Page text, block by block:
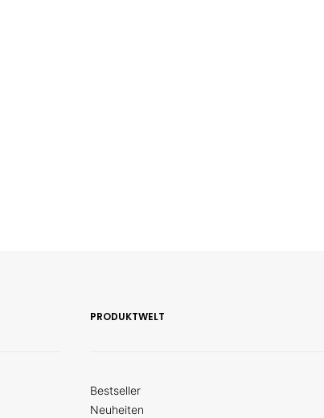
PRODUKTWELT
Bestseller
Neuheiten